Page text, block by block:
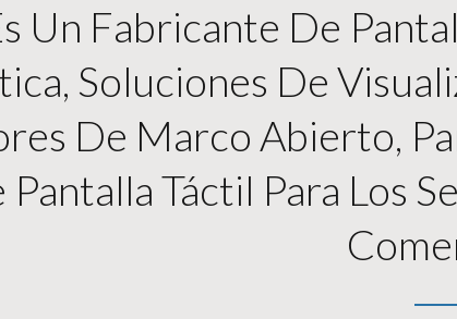
Un Fabricante De
Soluciones De
De Marco Abierto,
Pantalla Táctil Para Los